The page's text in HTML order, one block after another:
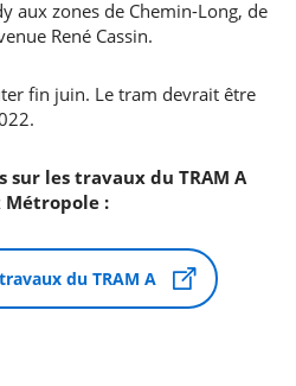
aux zones de Chemin-Long, de
René Cassin.
fin juin. Le tram devrait être
les travaux du TRAM A
Métropole :
du TRAM A